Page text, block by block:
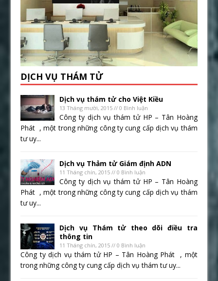
DỊCH VỤ THÁM TỬ
Dịch vụ thám tử cho Việt Kiều
13 Tháng mười, 2015 // 0 Bình luận
Công ty dịch vụ thám tử HP – Tân Hoàng
Phát , một trong những công ty cung cấp dịch vụ thám
tư uy...
Dịch vụ Thảm tử Giám định ADN
11 Tháng chín, 2015 // 0 Bình luận
Công ty dịch vụ thám tử HP – Tân Hoàng
Phát , một trong những công ty cung cấp dịch vụ thám
tư uy...
Dịch vụ Thám tử theo dõi điều tra
thông tin
11 Tháng chín, 2015 // 0 Bình luận
Công ty dịch vụ thám tử HP – Tân Hoàng Phát , một
trong những công ty cung cấp dịch vụ thám tư uy...